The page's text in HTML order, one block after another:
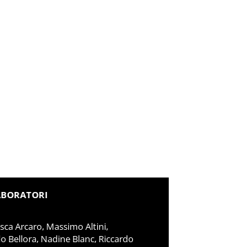
Arcaro, Massimo Altini,
Bellora, Nadine Blanc, Riccardo